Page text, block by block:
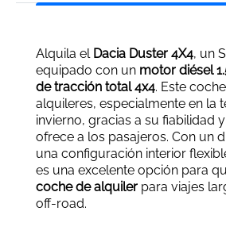
Alquila el Dacia Duster 4X4, un
equipado con un motor diésel
de tracción total 4x4. Este
alquileres, especialmente en la
invierno, gracias a su fiabilidad
ofrece a los pasajeros. Con un
una configuración interior
es una excelente opción para
coche de alquiler para viajes
off-road.